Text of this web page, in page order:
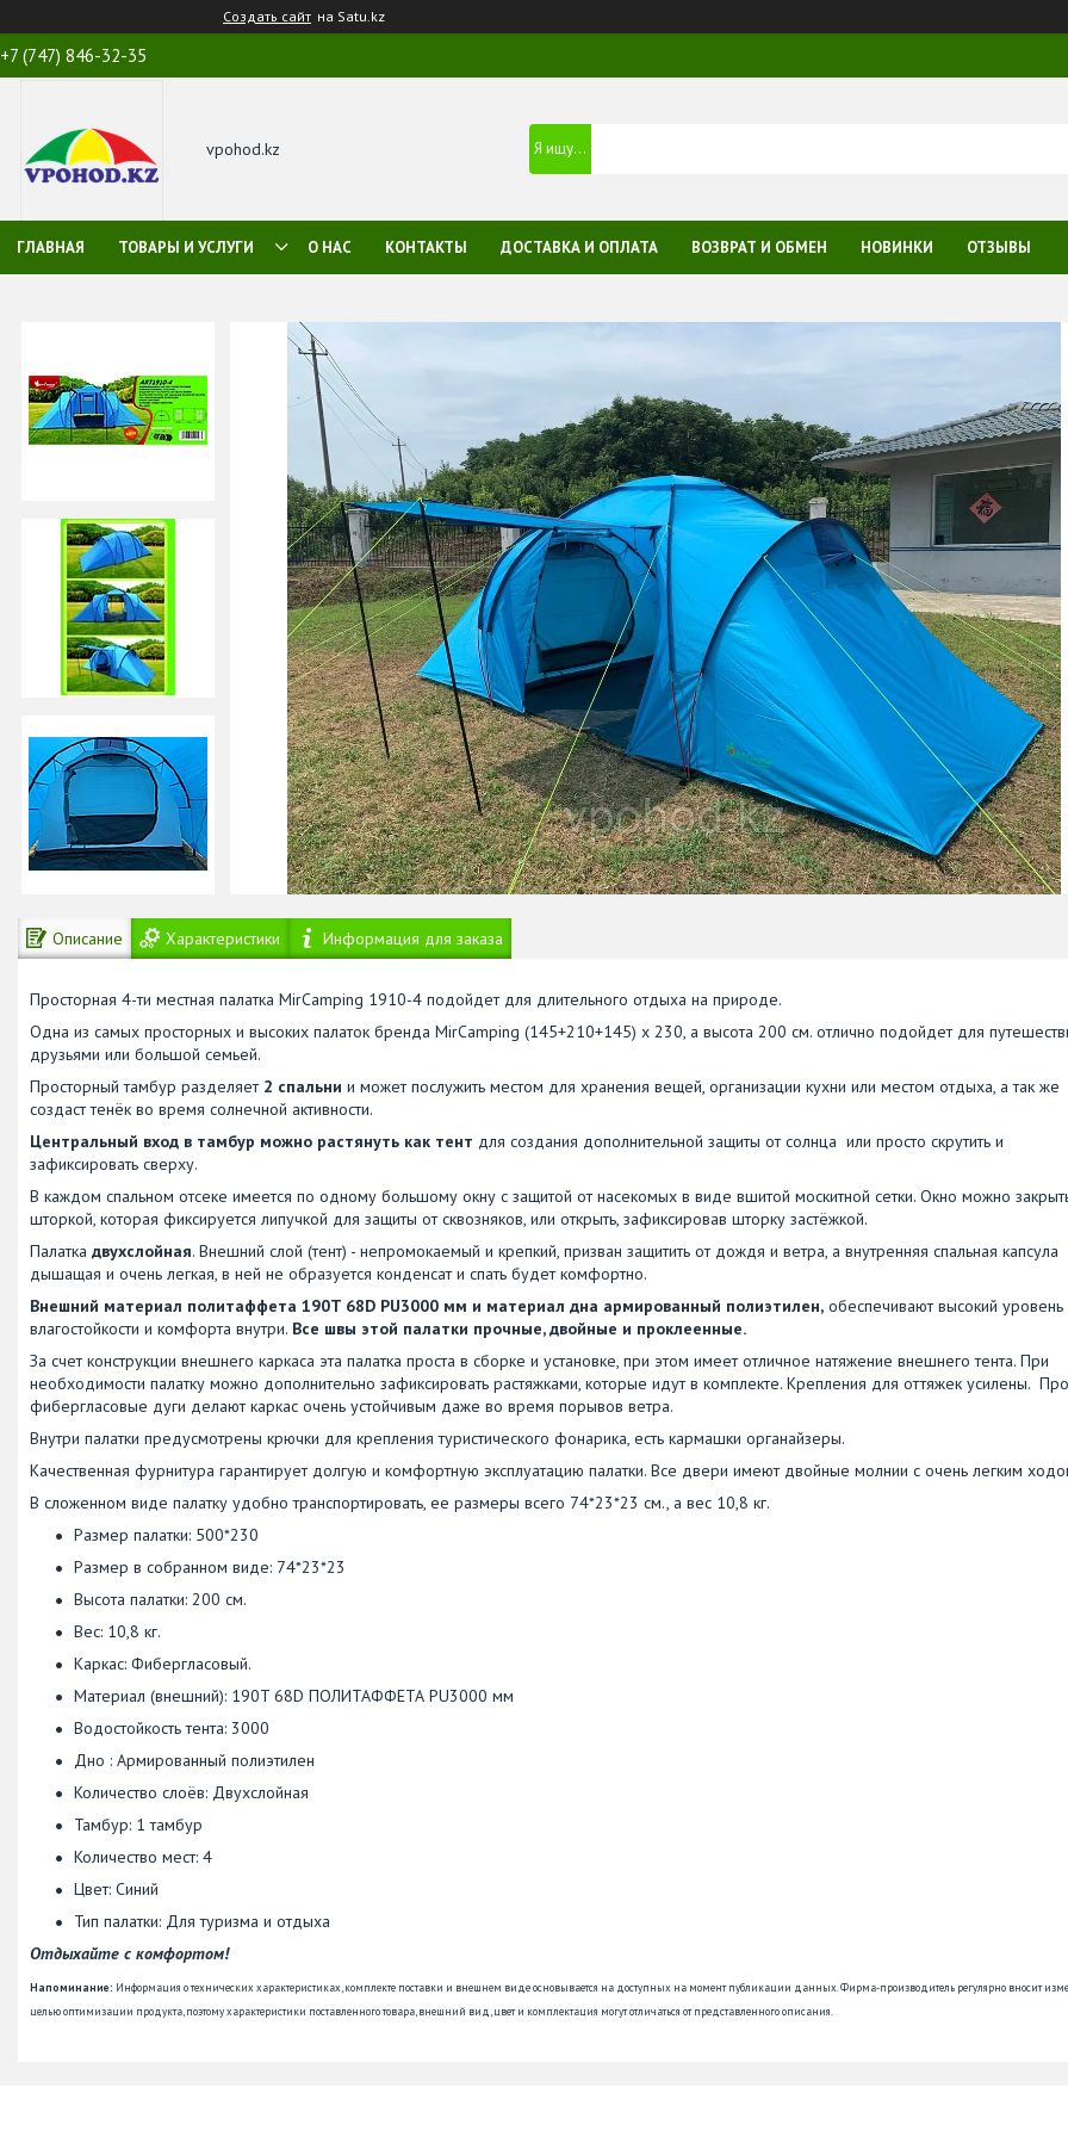
Создать сайт на Satu.kz
+7 (747) 846-32-35
vpohod.kz
ГЛАВНАЯ ТОВАРЫ И УСЛУГИ О НАС КОНТАКТЫ ДОСТАВКА И ОПЛАТА ВОЗВРАТ И ОБМЕН НОВИНКИ ОТЗЫВЫ
Описание Характеристики Информация для заказа
Просторная 4-ти местная палатка MirCamping 1910-4 подойдет для длительного отдыха на природе.
Одна из самых просторных и высоких палаток бренда MirCamping (145+210+145) х 230, а высота 200 см. отлично подойдет для
друзьями или большой семьей.
Просторный тамбур разделяет 2 спальни и может послужить местом для хранения вещей, организации кухни или местом отдыха, а так же
создаст тенёк во время солнечной активности.
Центральный вход в тамбур можно растянуть как тент для создания дополнительной защиты от солнца или просто скрутить и
зафиксировать сверху.
В каждом спальном отсеке имеется по одному большому окну с защитой от насекомых в виде вшитой москитной сетки. Окно можно
шторкой, которая фиксируется липучкой для защиты от сквозняков, или открыть, зафиксировав шторку застёжкой.
Палатка двухслойная. Внешний слой (тент) - непромокаемый и крепкий, призван защитить от дождя и ветра, а внутренняя спальная капсула
дышащая и очень легкая, в ней не образуется конденсат и спать будет комфортно.
Внешний материал политаффета 190T 68D PU3000 мм и материал дна армированный полиэтилен, обеспечивают высокий уровень
влагостойкости и комфорта внутри. Все швы этой палатки прочные, двойные и проклеенные.
За счет конструкции внешнего каркаса эта палатка проста в сборке и установке, при этом имеет отличное натяжение внешнего тента. При
необходимости палатку можно дополнительно зафиксировать растяжками, которые идут в комплекте. Крепления для оттяжек усилены.
фибергласовые дуги делают каркас очень устойчивым даже во время порывов ветра.
Внутри палатки предусмотрены крючки для крепления туристического фонарика, есть кармашки органайзеры.
Качественная фурнитура гарантирует долгую и комфортную эксплуатацию палатки. Все двери имеют двойные молнии с очень легким
В сложенном виде палатку удобно транспортировать, ее размеры всего 74*23*23 см., а вес 10,8 кг.
Размер палатки: 500*230
Размер в собранном виде: 74*23*23
Высота палатки: 200 см.
Вес: 10,8 кг.
Каркас: Фибергласовый.
Материал (внешний): 190T 68D ПОЛИТАФФЕТА PU3000 мм
Водостойкость тента: 3000
Дно : Армированный полиэтилен
Количество слоёв: Двухслойная
Тамбур: 1 тамбур
Количество мест: 4
Цвет: Синий
Тип палатки: Для туризма и отдыха
Отдыхайте с комфортом!
Напоминание: Информация о технических характеристиках, комплекте поставки и внешнем виде основывается на доступных на момент публикации данных. Фирма-производитель регулярно вносит
целью оптимизации продукта, поэтому характеристики поставленного товара, внешний вид, цвет и комплектация могут отличаться от представленного описания.